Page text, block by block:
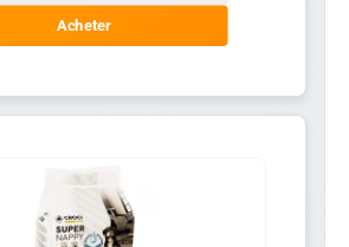
Acheter